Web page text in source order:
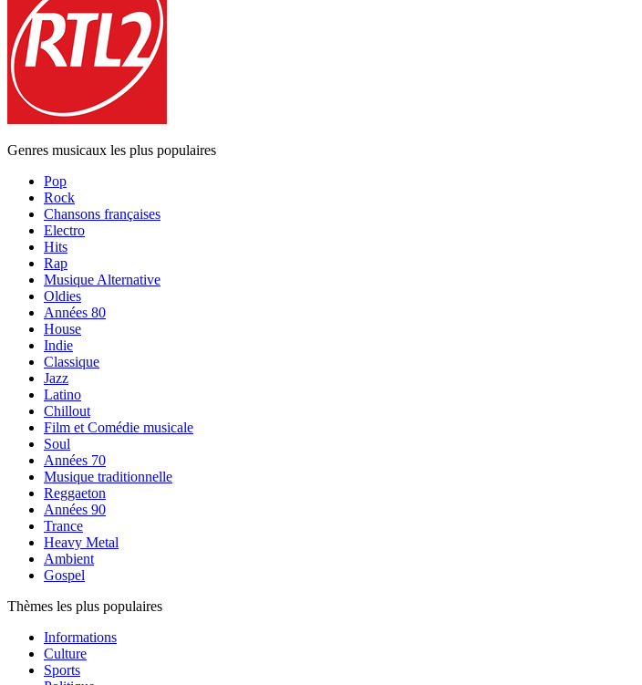
Genres musicaux les plus populaires
Pop
Rock
Chansons françaises
Electro
Hits
Rap
Musique Alternative
Oldies
Années 80
House
Indie
Classique
Jazz
Latino
Chillout
Film et Comédie musicale
Soul
Années 70
Musique traditionnelle
Reggaeton
Années 90
Trance
Heavy Metal
Ambient
Gospel
Thèmes les plus populaires
Informations
Culture
Sports